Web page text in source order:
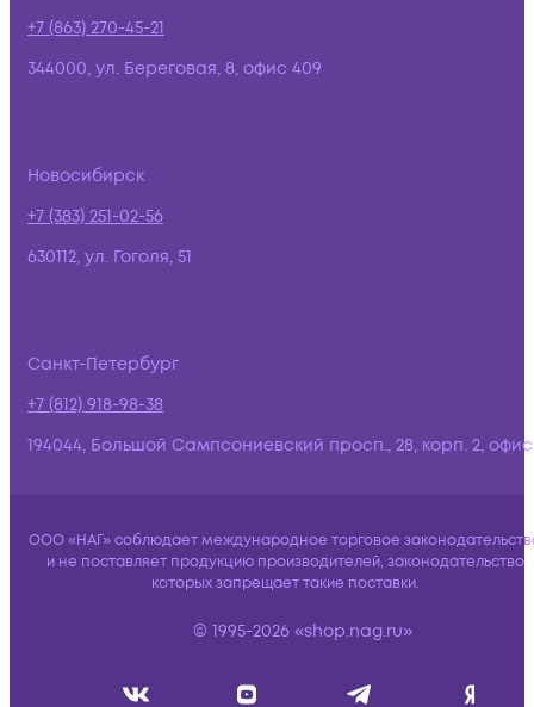
+7 (863) 270-45-21
344000, ул. Береговая, 8, офис 409
Новосибирск
+7 (383) 251-02-56
630112, ул. Гоголя, 51
Санкт-Петербург
+7 (812) 918-98-38
194044, Большой Сампсониевский просп., 28, корп. 2,
ООО «НАГ» соблюдает международное торговое
и не поставляет продукцию производителей, законодательство
которых запрещает такие поставки.
© 1995-2026 «shop.nag.ru»